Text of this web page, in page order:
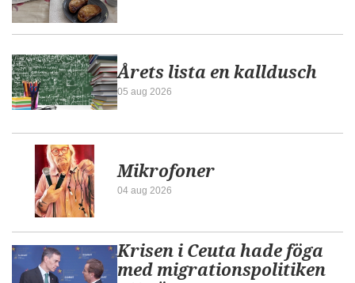
Årets lista en kalldusch
05 aug 2026
Mikrofoner
04 aug 2026
Krisen i Ceuta hade föga
med migrationspolitiken